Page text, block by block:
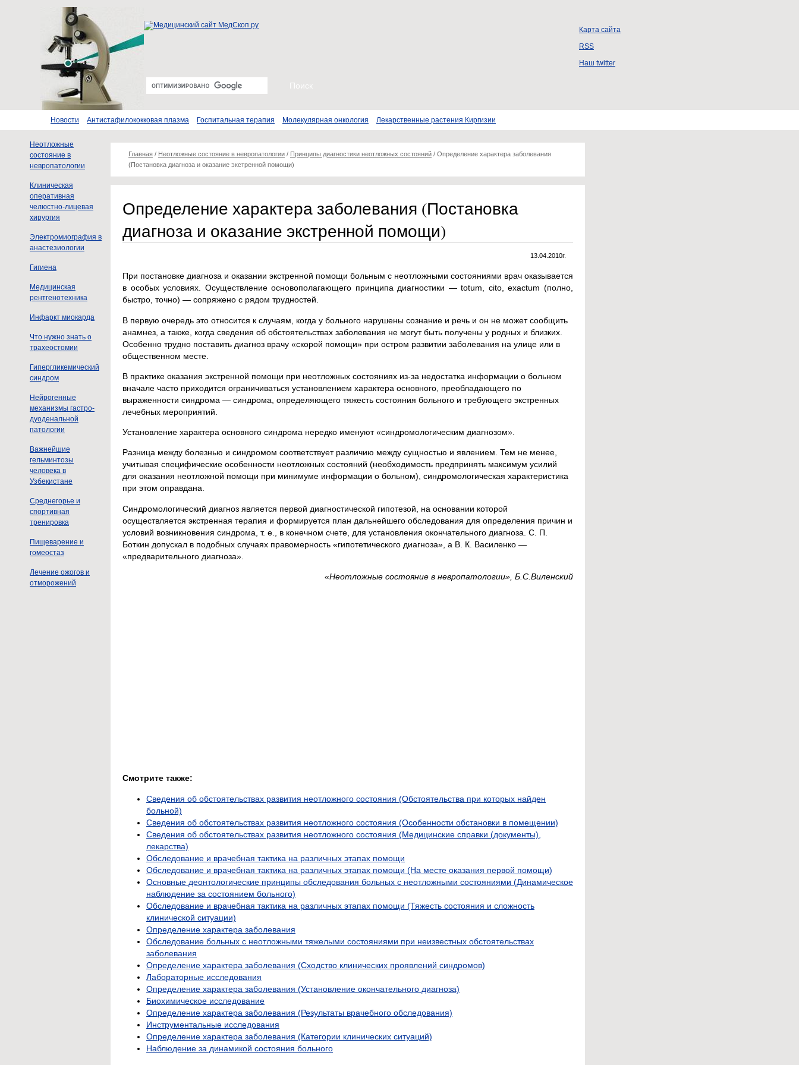
Карта сайта
RSS
Наш twitter
Новости Антистафилококковая плазма Госпитальная терапия Молекулярная онкология Лекарственные растения Киргизии
Неотложные
состояние в
невропатологии
Клиническая
оперативная
челюстно-лицевая
хирургия
Электромиография в
анастезиологии
Гигиена
Медицинская
рентгенотехника
Инфаркт миокарда
Что нужно знать о
трахеостомии
Гипергликемический
синдром
Нейрогенные
механизмы гастро-
дуоденальной
патологии
Важнейшие
гельминтозы
человека в
Узбекистане
Среднегорье и
спортивная
тренировка
Пищеварение и
гомеостаз
Лечение ожогов и
отморожений
Главная / Неотложные состояние в невропатологии / Принципы диагностики неотложных состояний / Определение характера заболевания
(Постановка диагноза и оказание экстренной помощи)
Определение характера заболевания (Постановка
диагноза и оказание экстренной помощи)
13.04.2010г.
При постановке диагноза и оказании экстренной помощи больным с неотложными состояниями врач оказывается
в особых условиях. Осуществление основополагающего принципа диагностики — totum, cito, exactum (полно,
быстро, точно) — сопряжено с рядом трудностей.
В первую очередь это относится к случаям, когда у больного нарушены сознание и речь и он не может сообщить
анамнез, а также, когда сведения об обстоятельствах заболевания не могут быть получены у родных и близких.
Особенно трудно поставить диагноз врачу «скорой помощи» при остром развитии заболевания на улице или в
общественном месте.
В практике оказания экстренной помощи при неотложных состояниях из-за недостатка информации о больном
вначале часто приходится ограничиваться установлением характера основного, преобладающего по
выраженности синдрома — синдрома, определяющего тяжесть состояния больного и требующего экстренных
лечебных мероприятий.
Установление характера основного синдрома нередко именуют «синдромологическим диагнозом».
Разница между болезнью и синдромом соответствует различию между сущностью и явлением. Тем не менее,
учитывая специфические особенности неотложных состояний (необходимость предпринять максимум усилий
для оказания неотложной помощи при минимуме информации о больном), синдромологическая характеристика
при этом оправдана.
Синдромологический диагноз является первой диагностической гипотезой, на основании которой
осуществляется экстренная терапия и формируется план дальнейшего обследования для определения причин и
условий возникновения синдрома, т. е., в конечном счете, для установления окончательного диагноза. С. П.
Боткин допускал в подобных случаях правомерность «гипотетического диагноза», а В. К. Василенко —
«предварительного диагноза».
«Неотложные состояние в невропатологии», Б.С.Виленский
Смотрите также:
Сведения об обстоятельствах развития неотложного состояния (Обстоятельства при которых найден
больной)
Сведения об обстоятельствах развития неотложного состояния (Особенности обстановки в помещении)
Сведения об обстоятельствах развития неотложного состояния (Медицинские справки (документы),
лекарства)
Обследование и врачебная тактика на различных этапах помощи
Обследование и врачебная тактика на различных этапах помощи (На месте оказания первой помощи)
Основные деонтологические принципы обследования больных с неотложными состояниями (Динамическое
наблюдение за состоянием больного)
Обследование и врачебная тактика на различных этапах помощи (Тяжесть состояния и сложность
клинической ситуации)
Определение характера заболевания
Обследование больных с неотложными тяжелыми состояниями при неизвестных обстоятельствах
заболевания
Определение характера заболевания (Сходство клинических проявлений синдромов)
Лабораторные исследования
Определение характера заболевания (Установление окончательного диагноза)
Биохимическое исследование
Определение характера заболевания (Результаты врачебного обследования)
Инструментальные исследования
Определение характера заболевания (Категории клинических ситуаций)
Наблюдение за динамикой состояния больного